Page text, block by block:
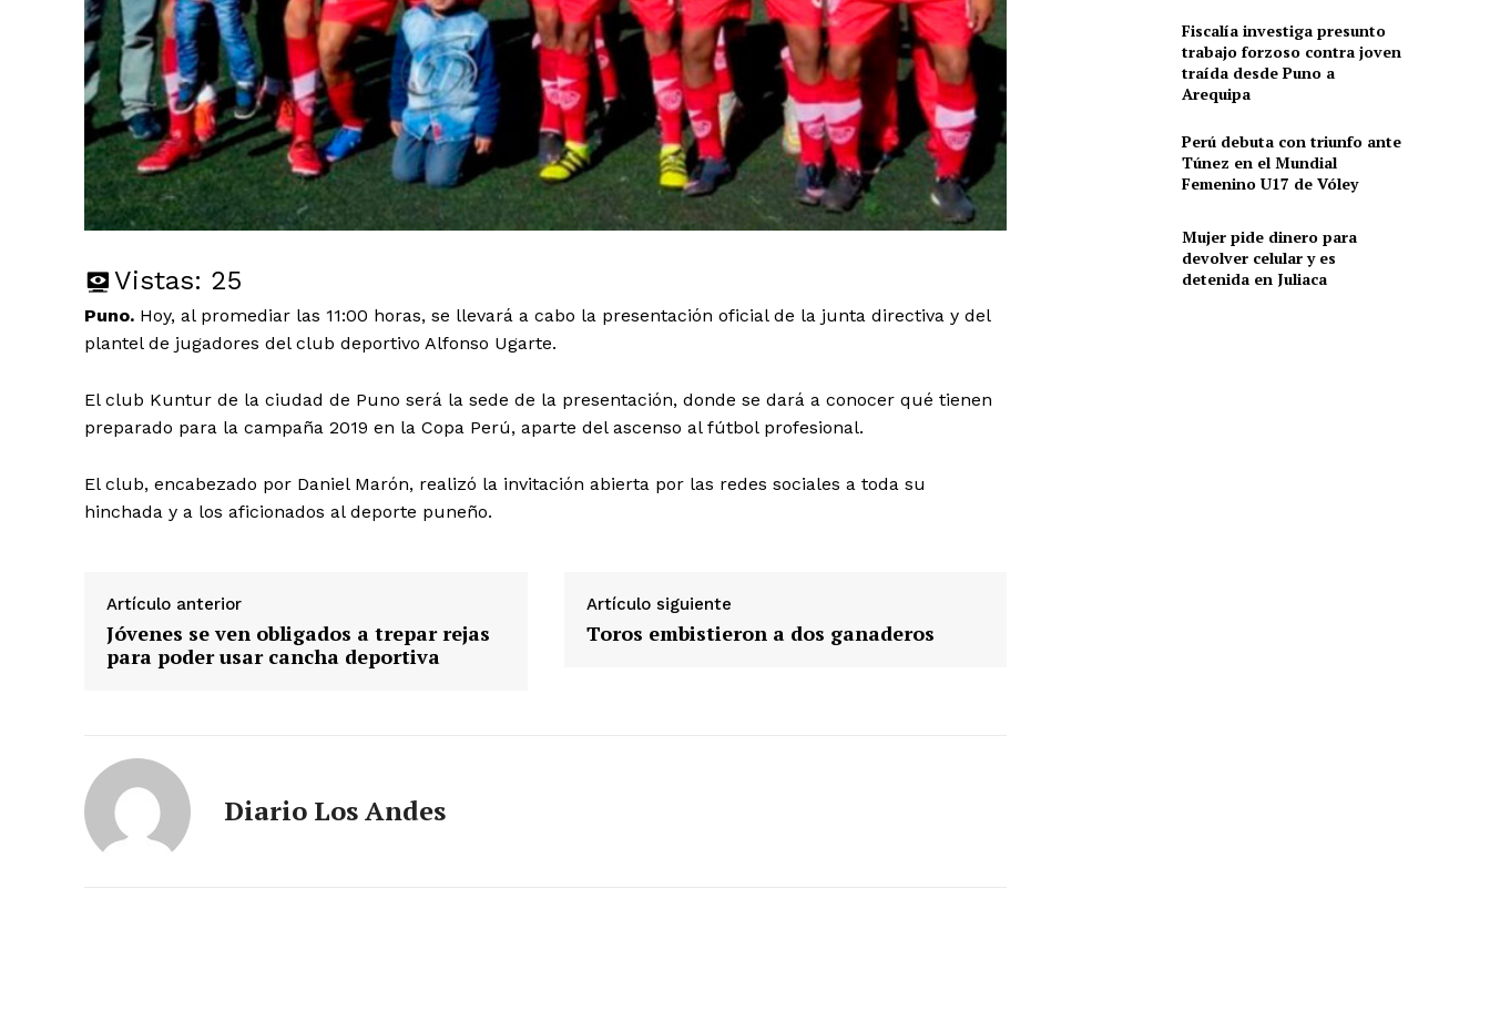
Nosotros
Vistas: 25
Puno. Hoy, al promediar las 11:00 horas, se llevará a cabo la presentación oficial de la junta directiva y del
plantel de jugadores del club deportivo Alfonso Ugarte.
El club Kuntur de la ciudad de Puno será la sede de la presentación, donde se dará a conocer qué tienen
preparado para la campaña 2019 en la Copa Perú, aparte del ascenso al fútbol profesional.
El club, encabezado por Daniel Marón, realizó la invitación abierta por las redes sociales a toda su
hinchada y a los aficionados al deporte puneño.
Artículo anterior
Jóvenes se ven obligados a trepar rejas
para poder usar cancha deportiva
Artículo siguiente
Toros embistieron a dos ganaderos
Diario Los Andes
Fiscalía investiga presunto
trabajo forzoso contra joven
traída desde Puno a
Arequipa
Perú debuta con triunfo ante
Túnez en el Mundial
Femenino U17 de Vóley
Mujer pide dinero para
devolver celular y es
detenida en Juliaca